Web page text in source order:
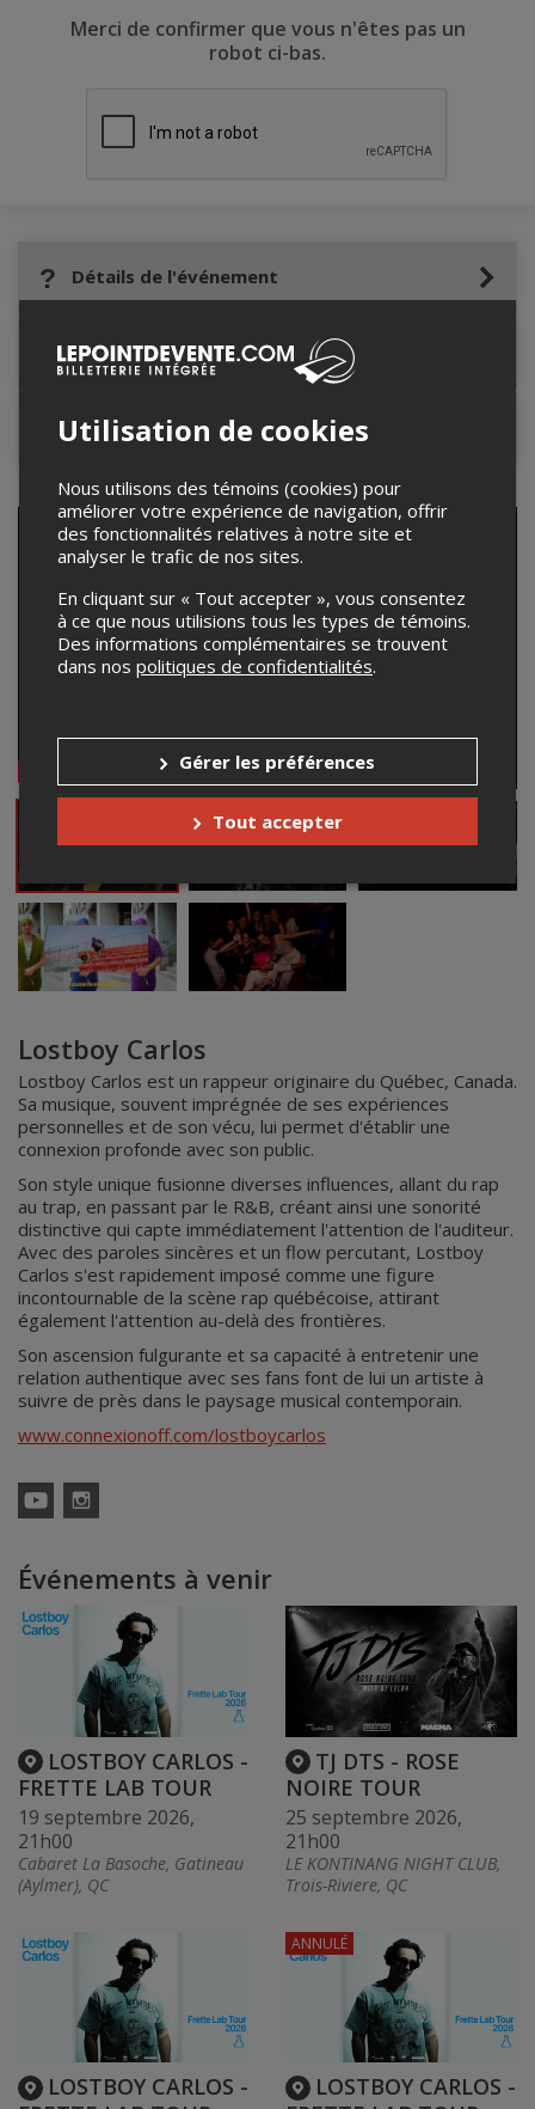
Merci de confirmer que vous n'êtes pas un
robot ci-bas.
Détails de l'événement
Lieu de l'événement
Contacter l'organisateur
Lostboy Carlos
Lostboy Carlos est un rappeur originaire du Québec, Canada.
Sa musique, souvent imprégnée de ses expériences
personnelles et de son vécu, lui permet d'établir une
connexion profonde avec son public.
Son style unique fusionne diverses influences, allant du rap
au trap, en passant par le R&B, créant ainsi une sonorité
distinctive qui capte immédiatement l'attention de l'auditeur.
Avec des paroles sincères et un flow percutant, Lostboy
Carlos s'est rapidement imposé comme une figure
incontournable de la scène rap québécoise, attirant
également l'attention au-delà des frontières.
Son ascension fulgurante et sa capacité à entretenir une
relation authentique avec ses fans font de lui un artiste à
suivre de près dans le paysage musical contemporain.
www.connexionoff.com/lostboycarlos
Événements à venir
LOSTBOY CARLOS -
FRETTE LAB TOUR
19 septembre 2026,
21h00
Cabaret La Basoche, Gatineau
(Aylmer), QC
TJ DTS - ROSE
NOIRE TOUR
25 septembre 2026,
21h00
LE KONTINANG NIGHT CLUB,
Trois-Riviere, QC
LOSTBOY CARLOS -
LOSTBOY CARLOS -
ANNULÉ
Utilisation de cookies
Nous utilisons des témoins (cookies) pour
améliorer votre expérience de navigation, offrir
des fonctionnalités relatives à notre site et
analyser le trafic de nos sites.
En cliquant sur « Tout accepter », vous consentez
à ce que nous utilisions tous les types de témoins.
Des informations complémentaires se trouvent
dans nos politiques de confidentialités.
Gérer les préférences
Tout accepter